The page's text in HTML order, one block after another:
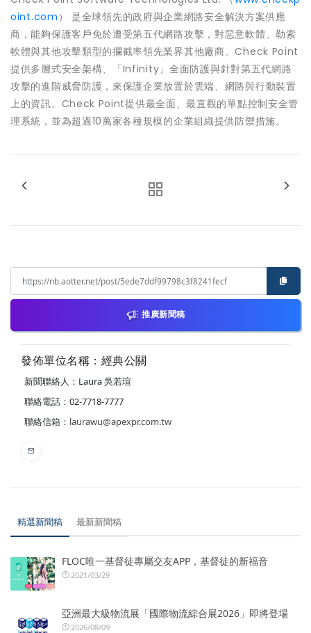
oint.com ） 是全球領先的政府與企業網路安全解決方案供應
商，能夠保護客戶免於遭受第五代網路攻擊，對惡意軟體、勒索
軟體與其他攻擊類型的攔截率領先業界其他廠商。Check Point
提供多層式安全架構、「Infinity」全面防護與針對第五代網路
攻擊的進階威脅防護，來保護企業放置於雲端、網路與行動裝置
上的資訊。Check Point提供最全面、最直觀的單點控制安全管
理系統，並為超過10萬家各種規模的企業組織提供防禦措施。
推廣新聞稿
發佈單位名稱：經典公關
新聞聯絡人：Laura 吳若瑄
聯絡電話：02-7718-7777
聯絡信箱： laurawu@apexpr.com.tw
精選新聞稿 最新新聞稿
FLOC唯一基督徒專屬交友APP，基督徒的新福音
2021/03/29
亞洲最大級物流展「國際物流綜合展2026」即將登場
2026/08/09